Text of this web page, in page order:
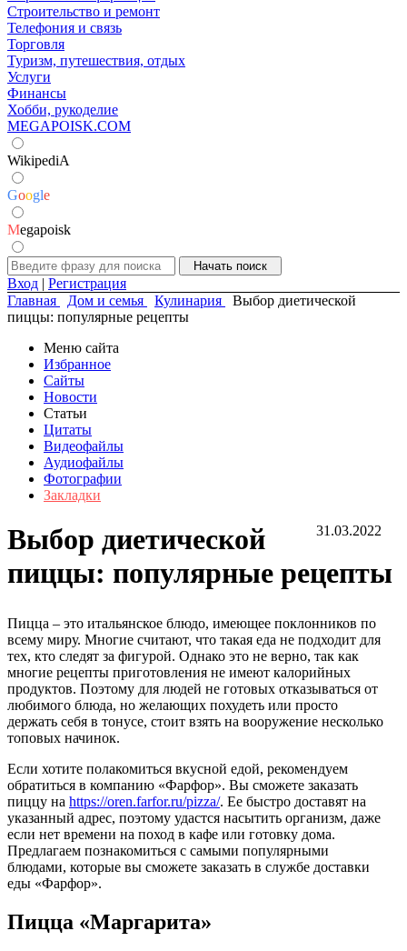
Строительство и ремонт
Телефония и связь
Торговля
Туризм, путешествия, отдых
Услуги
Финансы
Хобби, рукоделие
MEGAPOISK.COM
WikipediA
Google
Megapoisk
Вход | Регистрация
Главная
Дом и семья Кулинария
Выбор диетической
пиццы: популярные рецепты
Меню сайта
Избранное
Сайты
Новости
Статьи
Цитаты
Видеофайлы
Аудиофайлы
Фотографии
Закладки
31.03.2022
Выбор диетической
пиццы: популярные рецепты
Пицца – это итальянское блюдо, имеющее поклонников по
всему миру. Многие считают, что такая еда не подходит для
тех, кто следят за фигурой. Однако это не верно, так как
многие рецепты приготовления не имеют калорийных
продуктов. Поэтому для людей не готовых отказываться от
любимого блюда, но желающих похудеть или просто
держать себя в тонусе, стоит взять на вооружение несколько
топовых начинок.
Если хотите полакомиться вкусной едой, рекомендуем
обратиться в компанию «Фарфор». Вы сможете заказать
пиццу на https://oren.farfor.ru/pizza/. Ее быстро доставят на
указанный адрес, поэтому удастся насытить организм, даже
если нет времени на поход в кафе или готовку дома.
Предлагаем познакомиться с самыми популярными
блюдами, которые вы сможете заказать в службе доставки
еды «Фарфор».
Пицца «Маргарита»